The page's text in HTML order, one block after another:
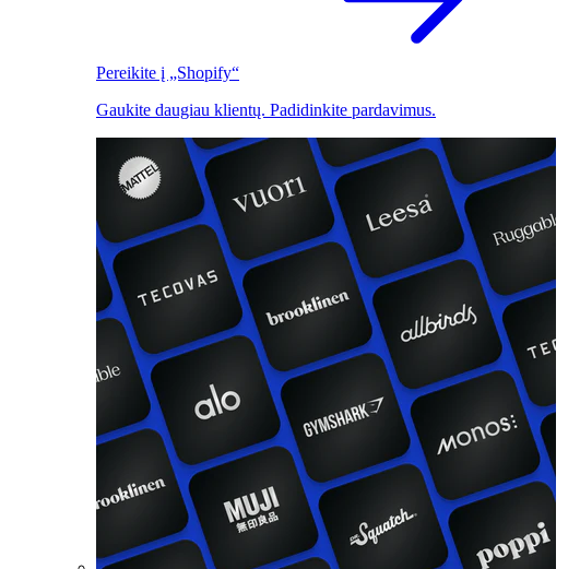
Pereikite į „Shopify“
Gaukite daugiau klientų. Padidinkite pardavimus.